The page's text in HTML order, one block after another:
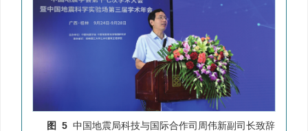
图 5 中国地震局科技与国际合作司周伟新副司长致辞